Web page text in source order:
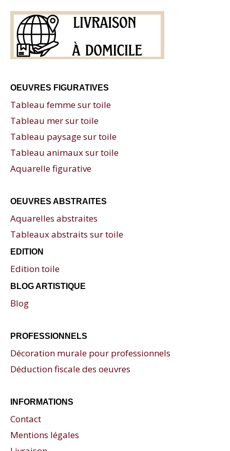
OEUVRES FIGURATIVES
Tableau femme sur toile
Tableau mer sur toile
Tableau paysage sur toile
Tableau animaux sur toile
Aquarelle figurative
OEUVRES ABSTRAITES
Aquarelles abstraites
Tableaux abstraits sur toile
EDITION
Edition toile
BLOG ARTISTIQUE
Blog
PROFESSIONNELS
Décoration murale pour professionnels
Déduction fiscale des oeuvres
INFORMATIONS
Contact
Mentions légales